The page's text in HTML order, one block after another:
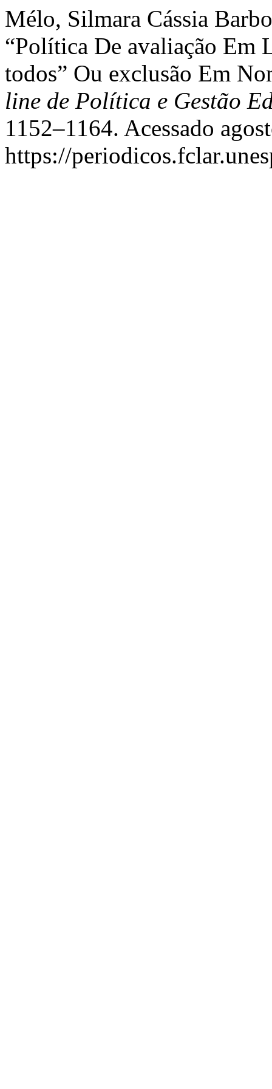
Mélo, Silmara Cássia
“Política De avaliação Em
todos” Ou exclusão Em
line de Política e Gestão
1152–1164. Acessado
https://